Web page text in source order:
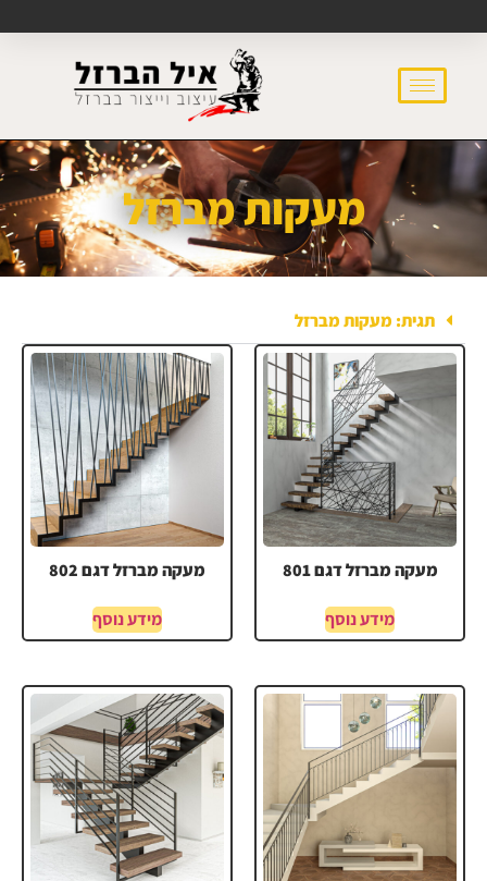
מעקות מברזל
תגית: מעקות מברזל
מעקה מברזל דגם 801
מידע נוסף
מעקה מברזל דגם 802
מידע נוסף